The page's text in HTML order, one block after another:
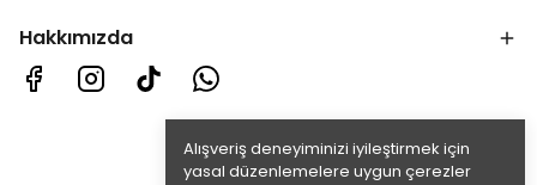
Alışveriş deneyiminizi iyileştirmek için
yasal düzenlemelere uygun çerezler
Hakkımızda